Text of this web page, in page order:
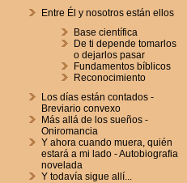
Entre Él y nosotros están ellos
Base científica
De ti depende tomarlos
o dejarlos pasar
Fundamentos bíblicos
Reconocimiento
Los días están contados -
Breviario convexo
Más allá de los sueños -
Oniromancia
Y ahora cuando muera, quién
estará a mi lado - Autobiografia
novelada
Y todavía sigue allí...